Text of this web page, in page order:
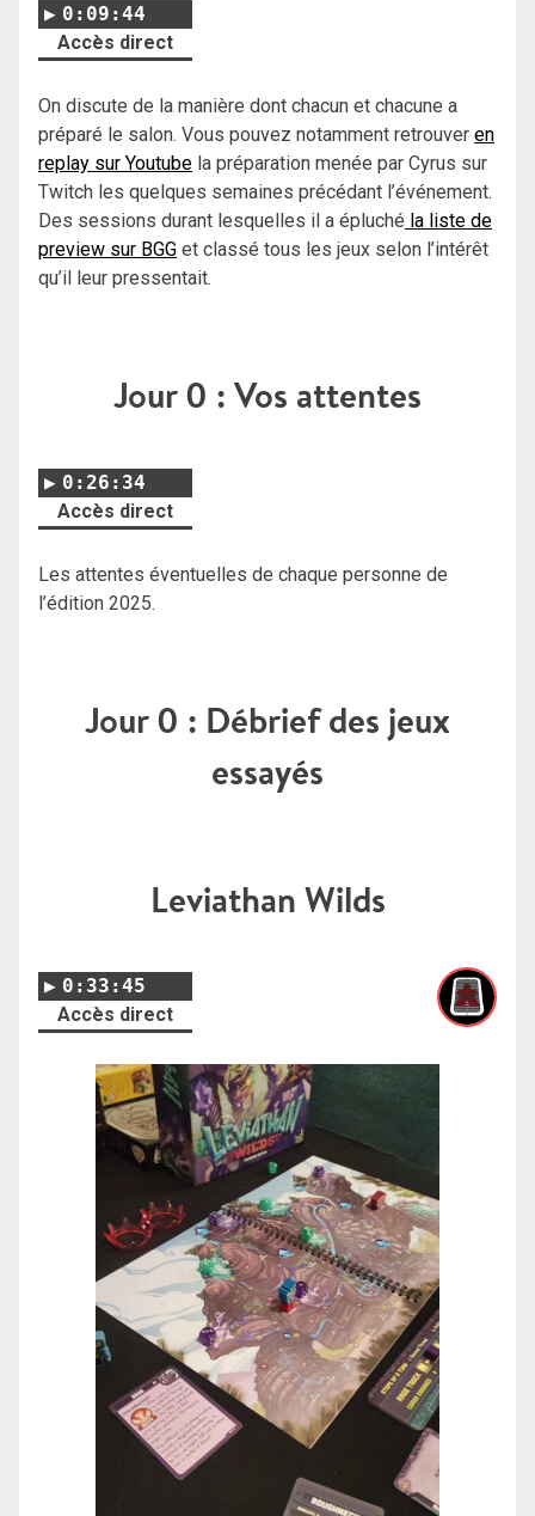
0:09:44
Accès direct
On discute de la manière dont chacun et chacune a
préparé le salon. Vous pouvez notamment retrouver en
replay sur Youtube la préparation menée par Cyrus sur
Twitch les quelques semaines précédant l’événement.
Des sessions durant lesquelles il a épluché la liste de
preview sur BGG et classé tous les jeux selon l’intérêt
qu’il leur pressentait.
Jour 0 : Vos attentes
0:26:34
Accès direct
Les attentes éventuelles de chaque personne de
l’édition 2025.
Jour 0 : Débrief des jeux
essayés
Leviathan Wilds
0:33:45
Accès direct